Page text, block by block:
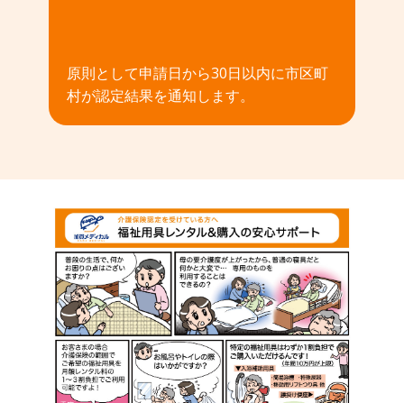
原則として申請日から30日以内に市区町
村が認定結果を通知します。